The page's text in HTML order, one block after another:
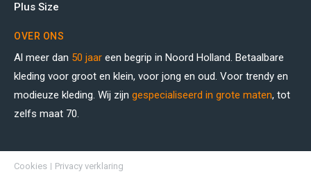
Plus Size
OVER ONS
Al meer dan 50 jaar een begrip in Noord Holland. Betaalbare
kleding voor groot en klein, voor jong en oud. Voor trendy en
modieuze kleding. Wij zijn gespecialiseerd in grote maten, tot
zelfs maat 70.
Cookies Privacy verklaring